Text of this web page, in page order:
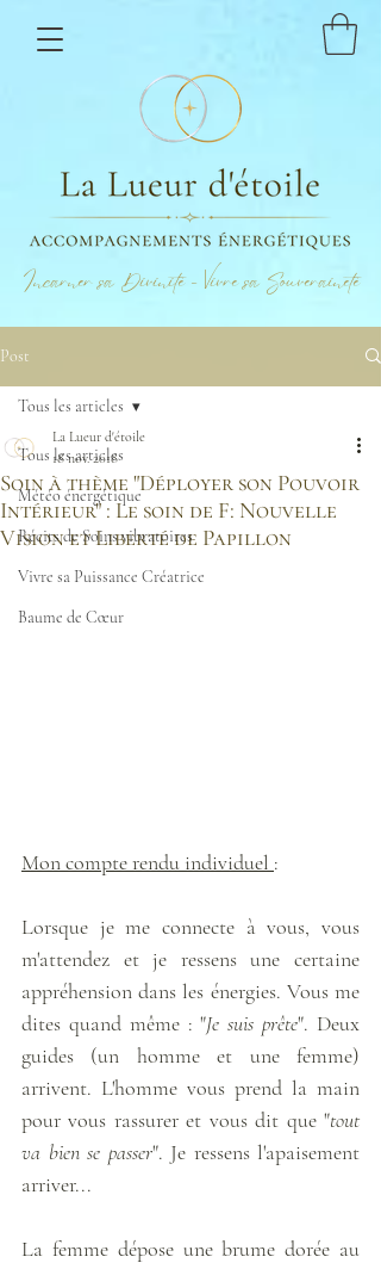
Incarner sa Divinité - Vivre sa Souveraineté
Post
Tous les articles
Météo énergétique
Récits de Soins vibratoires
Vivre sa Puissance Créatrice
Baume de Cœur
Tous les articles
Soin à thème "Déployer son Pouvoir
Intérieur" : Le soin de F: Nouvelle
Vision et Liberté de Papillon
La Lueur d'étoile
18 nov. 2018
Mon compte rendu individuel :
Lorsque je me connecte à vous, vous
m'attendez et je ressens une certaine
appréhension dans les énergies. Vous me
dites quand même : "Je suis prête". Deux
guides (un homme et une femme)
arrivent. L'homme vous prend la main
pour vous rassurer et vous dit que "tout
va bien se passer". Je ressens l'apaisement
arriver...
La femme dépose une brume dorée au